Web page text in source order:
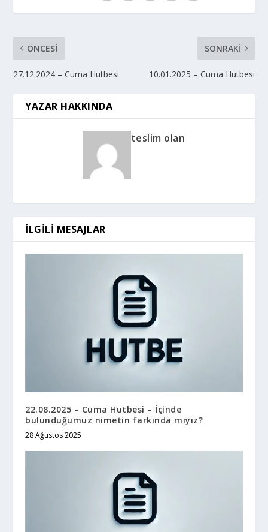
ÖNCESI
27.12.2024 – Cuma Hutbesi
SONRAKI
10.01.2025 – Cuma Hutbesi
YAZAR HAKKINDA
teslim olan
İLGILI MESAJLAR
22.08.2025 – Cuma Hutbesi – İçinde
bulunduğumuz nimetin farkında mıyız?
28 Ağustos 2025